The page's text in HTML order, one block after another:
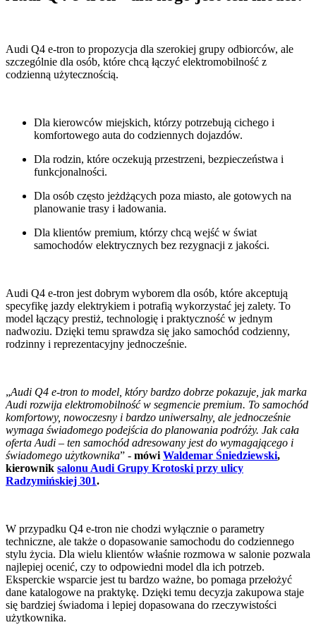
Audi Q4 e-tron to propozycja dla szerokiej grupy odbiorców, ale
szczególnie dla osób, które chcą łączyć elektromobilność z
codzienną użytecznością.
Dla kierowców miejskich, którzy potrzebują cichego i
komfortowego auta do codziennych dojazdów.
Dla rodzin, które oczekują przestrzeni, bezpieczeństwa i
funkcjonalności.
Dla osób często jeżdżących poza miasto, ale gotowych na
planowanie trasy i ładowania.
Dla klientów premium, którzy chcą wejść w świat
samochodów elektrycznych bez rezygnacji z jakości.
Audi Q4 e-tron jest dobrym wyborem dla osób, które akceptują
specyfikę jazdy elektrykiem i potrafią wykorzystać jej zalety. To
model łączący prestiż, technologię i praktyczność w jednym
nadwoziu. Dzięki temu sprawdza się jako samochód codzienny,
rodzinny i reprezentacyjny jednocześnie.
„Audi Q4 e-tron to model, który bardzo dobrze pokazuje, jak marka
Audi rozwija elektromobilność w segmencie premium. To samochód
komfortowy, nowoczesny i bardzo uniwersalny, ale jednocześnie
wymaga świadomego podejścia do planowania podróży. Jak cała
oferta Audi – ten samochód adresowany jest do wymagającego i
świadomego użytkownika” - mówi Waldemar Śniedziewski,
kierownik salonu Audi Grupy Krotoski przy ulicy
Radzymińskiej 301.
W przypadku Q4 e-tron nie chodzi wyłącznie o parametry
techniczne, ale także o dopasowanie samochodu do codziennego
stylu życia. Dla wielu klientów właśnie rozmowa w salonie pozwala
najlepiej ocenić, czy to odpowiedni model dla ich potrzeb.
Eksperckie wsparcie jest tu bardzo ważne, bo pomaga przełożyć
dane katalogowe na praktykę. Dzięki temu decyzja zakupowa staje
się bardziej świadoma i lepiej dopasowana do rzeczywistości
użytkownika.